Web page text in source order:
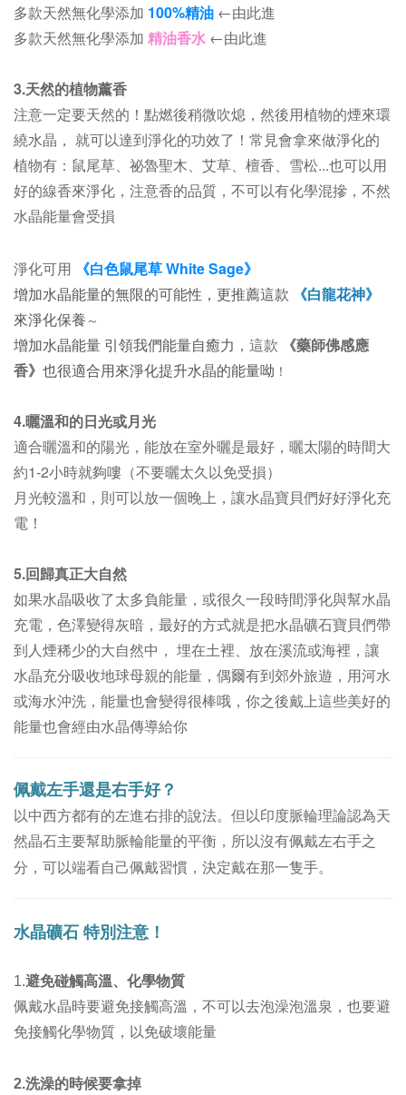
多款天然無化學添加 100%精油 ←由此進
多款天然無化學添加 精油香水 ←由此進
3.天然的植物薰香
注意一定要天然的！點燃後稍微吹熄，然後用植物的煙來環
繞水晶， 就可以達到淨化的功效了！常見會拿來做淨化的
植物有：鼠尾草、祕魯聖木、艾草、檀香、雪松...也可以用
好的線香來淨化，注意香的品質，不可以有化學混摻，不然
水晶能量會受損
淨化可用
《白色鼠尾草 White Sage》
增加水晶能量的無限的可能性，更推薦這款
《白龍花神》
來淨化保養 ～
增加水晶能量 引領我們能量自癒力 ， 這款
《藥師佛感應
香》 也很適合用來淨化提升水晶的能量呦 ！
4.曬溫和的日光或月光
適合曬溫和的陽光，能放在室外曬是最好， 曬太陽的時間大
約1-2小時就夠嘍（不要曬太久以免受損）
月光較溫和，則可以放一個晚上，讓水晶寶貝們好好淨化充
電！
5.回歸真正大自然
如果水晶吸收了太多負能量，或很久一段時間淨化與幫水晶
充電，色澤變得灰暗，最好的方式就是把水晶礦石寶貝們帶
到人煙稀少的大自然中， 埋在土裡、放在溪流或海裡，讓
水晶充分吸收地球母親的能量，偶爾有到郊外旅遊，用河水
或海水沖洗，能量也會變得很棒哦，你之後戴上這些美好的
能量也會經由水晶傳導給你
佩戴左手還是右手好？
以中西方都有的左進右排的說法。 但以印度脈輪理論認為天
然晶石主要幫助脈輪能量的平衡，所以沒有佩戴左右手之
分，可以端看自己佩戴習慣，決定戴在那一隻手。
水晶礦石特別注意！
1.避免碰觸高溫、化學物質
佩戴水晶時要避免接觸高溫，不可以去泡澡泡溫泉，也要避
免接觸化學物質，以免破壞能量
2.洗澡的時候要拿掉